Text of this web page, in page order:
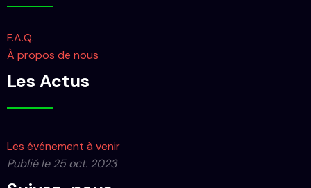
F.A.Q.
À propos de nous
Les Actus
Les événement à venir
Publié le 25 oct. 2023